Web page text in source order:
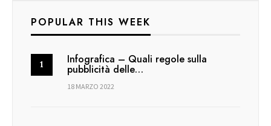
POPULAR THIS WEEK
Infografica – Quali regole sulla
pubblicità delle…
18 MARZO 2022